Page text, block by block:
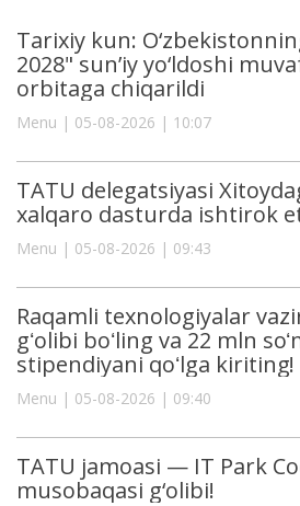
Tarixiy kun:
2028" sun’iy yo‘ldoshi
orbitaga chiqarildi
Menu | 05-08-2026 | 10:07
TATU delegatsiyasi
xalqaro dasturda ishtirok
Menu | 05-08-2026 | 09:43
Raqamli texnologiyalar
gʻolibi boʻling va 22 mln
stipendiyani qoʻlga kiriting!
Menu | 05-08-2026 | 09:40
TATU jamoasi — IT Park
musobaqasi g‘olibi!